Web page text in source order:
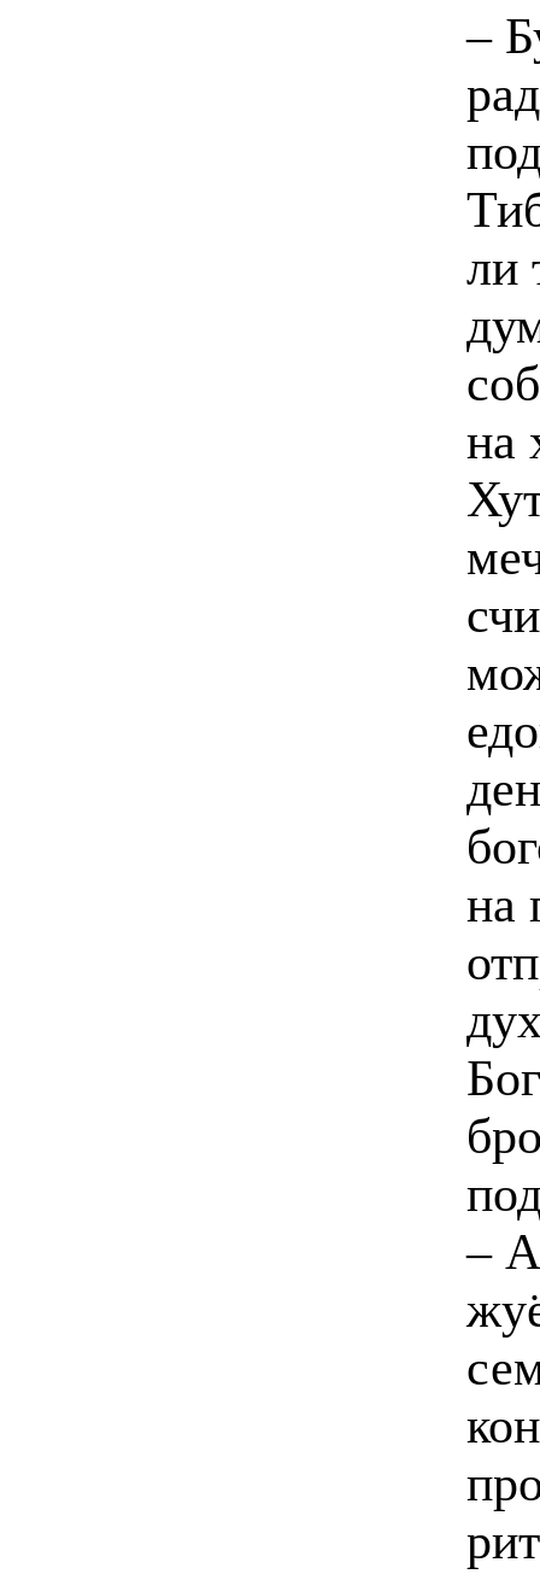
–
ли
на
на
–